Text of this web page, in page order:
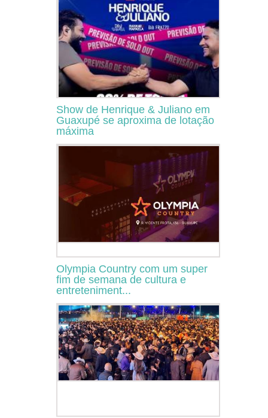
Show de Henrique & Juliano em
Guaxupé se aproxima de lotação
máxima
Olympia Country com um super
fim de semana de cultura e
entreteniment...